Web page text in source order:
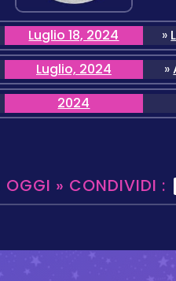
Luglio 18, 2024 »
Luglio, 2024 »
2024
OGGI » CONDIVIDI :